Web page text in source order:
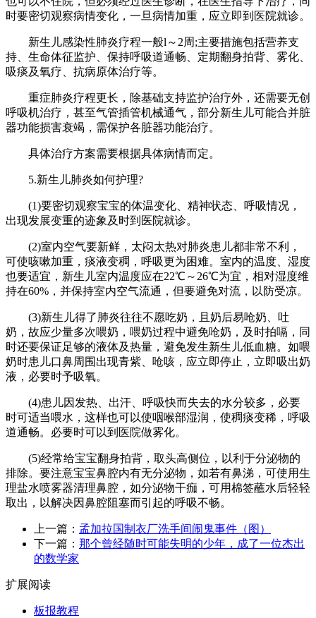
时要密切观察病情变化，一旦病情加重，应立即到医院就诊。
新生儿感染性肺炎疗程一般l～2周;主要措施包括营养支
持、生命体征监护、保持呼吸道通畅、定期翻身拍背、雾化、
吸痰及氧疗、抗病原体治疗等。
重症肺炎疗程更长，除基础支持监护治疗外，还需要无创
呼吸机治疗，甚至气管插管机械通气，部分新生儿可能合并脏
器功能损害衰竭，需保护各脏器功能治疗。
具体治疗方案需要根据具体病情而定。
5.新生儿肺炎如何护理?
(1)要密切观察宝宝的体温变化、精神状态、呼吸情况，
出现发展变重的迹象及时到医院就诊。
(2)室内空气要新鲜，太闷太热对肺炎患儿都非常不利，
可使咳嗽加重，痰液变稠，呼吸更为困难。室内的温度、湿度
也要适宜，新生儿室内温度应在22℃～26℃为宜，相对湿度维
持在60%，并保持室内空气流通，但要避免对流，以防受凉。
(3)新生儿得了肺炎往往不愿吃奶，且奶后易呛奶、吐
奶，故应少量多次喂奶，喂奶过程中避免呛奶，及时拍嗝，同
时还要保证足够的液体及热量，避免发生新生儿低血糖。如喂
奶时患儿口鼻周围出现青紫、呛咳，应立即停止，立即吸出奶
液，必要时予吸氧。
(4)患儿因发热、出汗、呼吸快而失去的水分较多，必要
时可适当喂水，这样也可以使咽喉部湿润，使稠痰变稀，呼吸
道通畅。必要时可以到医院做雾化。
(5)经常给宝宝翻身拍背，取头高侧位，以利于分泌物的
排除。要注意宝宝鼻腔内有无分泌物，如若有鼻涕，可使用生
理盐水喷雾器清理鼻腔，如分泌物干痂，可用棉签蘸水后轻轻
取出，以解决因鼻腔阻塞而引起的呼吸不畅。
上一篇： 孟加拉国制衣厂洗手间闹鬼事件（图）
下一篇： 那个曾经随时可能失明的少年，成了一位杰出
的数学家
扩展阅读
板报教程